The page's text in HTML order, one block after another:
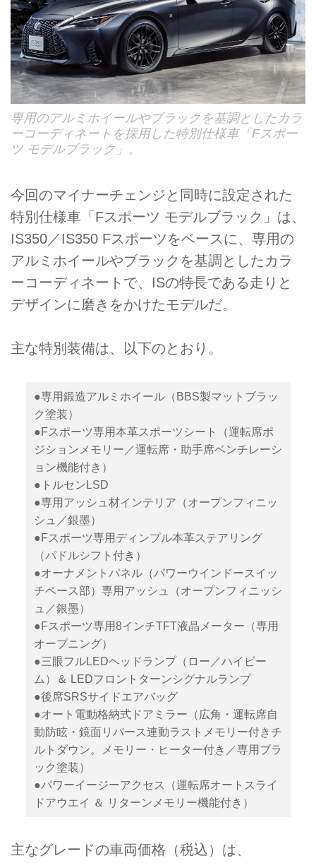
専用のアルミホイールやブラックを基調としたカラ
ーコーディネートを採用した特別仕様車「Fスポー
ツ モデルブラック」。
今回のマイナーチェンジと同時に設定された
特別仕様車「Fスポーツ モデルブラック」は、
IS350／IS350 Fスポーツをベースに、専用の
アルミホイールやブラックを基調としたカラ
ーコーディネートで、ISの特長である走りと
デザインに磨きをかけたモデルだ。
主な特別装備は、以下のとおり。
●専用鍛造アルミホイール（BBS製マットブラッ
ク塗装）
●Fスポーツ専用本革スポーツシート（運転席ポ
ジションメモリー／運転席・助手席ベンチレーシ
ョン機能付き）
●トルセンLSD
●専用アッシュ材インテリア（オープンフィニッ
シュ／銀墨）
●Fスポーツ専用ディンプル本革ステアリング
（パドルシフト付き）
●オーナメントパネル（パワーウインドースイッ
チベース部）専用アッシュ（オープンフィニッシ
ュ／銀墨）
●Fスポーツ専用8インチTFT液晶メーター（専用
オープニング）
●三眼フルLEDヘッドランプ（ロー／ハイビー
ム）＆ LEDフロントターンシグナルランプ
●後席SRSサイドエアバッグ
●オート電動格納式ドアミラー（広角・運転席自
動防眩・鏡面リバース連動ラストメモリー付きチ
ルトダウン。メモリー・ヒーター付き／専用ブラ
ック塗装）
●パワーイージーアクセス（運転席オートスライ
ドアウエイ ＆ リターンメモリー機能付き）
主なグレードの車両価格（税込）は、